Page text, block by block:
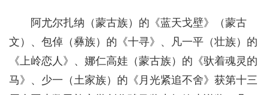
阿尤尔扎纳（蒙古族）的《蓝天戈壁》（蒙古
文）、包倬（彝族）的《十寻》、凡一平（壮族）的
《上岭恋人》、娜仁高娃（蒙古族）的《驮着魂灵的
马》、少一（土家族）的《月光紧追不舍》获第十三